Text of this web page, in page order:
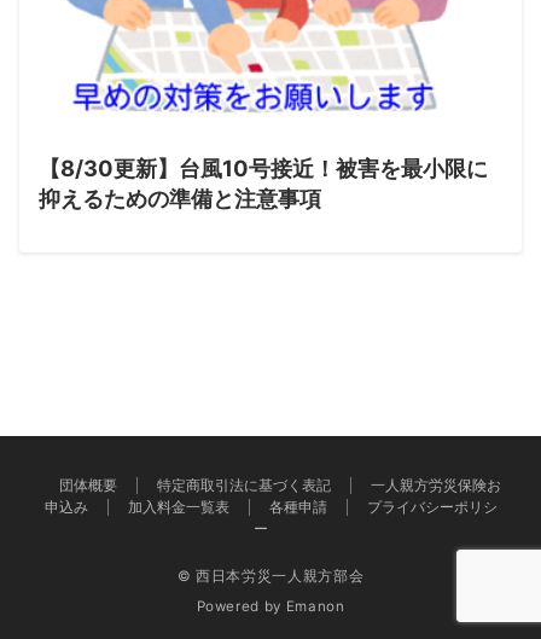
【8/30更新】台風10号接近！被害を最小限に
抑えるための準備と注意事項
団体概要 特定商取引法に基づく表記
一人親方労災保険お
申込み
加入料金一覧表 各種申請
プライバシーポリシ
ー
© 西日本労災一人親方部会
Powered by Emanon